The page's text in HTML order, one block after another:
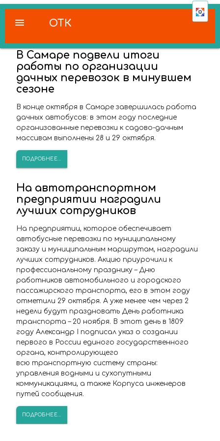
ОТК
menu
В Самаре подвели итоги
работы по организации
дачных перевозок в минувшем
сезоне
В конце октября в Самаре завершилась работа
дачных автобусов: в этом году последние
организованные перевозки к садово-дачным
массивам выполнены 28 и 29 октября.
ПОДРОБНЕЕ...
На автотранспортном
предприятии наградили
лучших сотрудников
На предприятии, которое обеспечивает
автобусные перевозки по муниципальному
заказу и муниципальным маршрутам, наградили
лучших сотрудников. Акцию приурочили к
профессиональному празднику – Дню
работников автомобильного и городского
пассажирского транспорта, его в этом году
отметили 29 октября. А уже менее чем через 2
недели будут праздновать День работника
транспорта – 20 ноября. В этот день в 1809
году Александр I подписал указ о создании
первого в России единого государственного
органа, контролирующего
всю транспортную систему страны:
управления водными и сухопутными
коммуникациями, а также Корпуса инженеров
путей сообщения.
ПОДРОБНЕЕ...